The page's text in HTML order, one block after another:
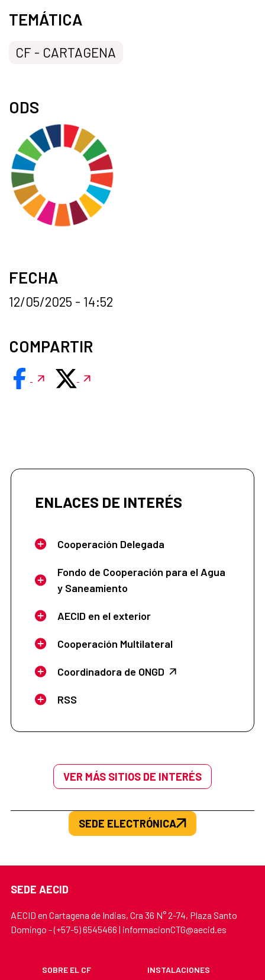
TEMÁTICA
CF - CARTAGENA
ODS
FECHA
12/05/2025 - 14:52
COMPARTIR
ENLACES DE INTERÉS
Cooperación Delegada
Fondo de Cooperación para el Agua
y Saneamiento
AECID en el exterior
Cooperación Multilateral
Coordinadora de ONGD
RSS
VER MÁS SITIOS DE INTERÉS
SEDE ELECTRÓNICA
SEDE AECID
AECID en Cartagena de Indias, Cra 36 N° 2-74, Plaza Santo
Domingo - (+57-5) 6545466 | informacionCTG@aecid.es
SOBRE EL CF
INSTALACIONES